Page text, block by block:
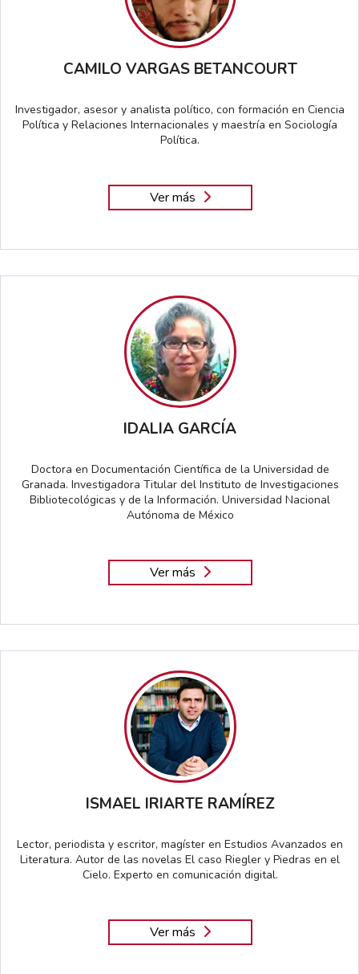
CAMILO VARGAS BETANCOURT
Investigador, asesor y analista político, con formación en Ciencia
Política y Relaciones Internacionales y maestría en Sociología
Política.
Ver más
IDALIA GARCÍA
Doctora en Documentación Científica de la Universidad de
Granada. Investigadora Titular del Instituto de Investigaciones
Bibliotecológicas y de la Información. Universidad Nacional
Autónoma de México
Ver más
ISMAEL IRIARTE RAMÍREZ
Lector, periodista y escritor, magíster en Estudios Avanzados en
Literatura. Autor de las novelas El caso Riegler y Piedras en el
Cielo. Experto en comunicación digital.
Ver más